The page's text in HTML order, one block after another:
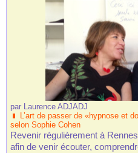
par Laurence ADJADJ
L’art de passer de «hypnose et
selon Sophie Cohen
Revenir régulièrement à
afin de venir écouter,